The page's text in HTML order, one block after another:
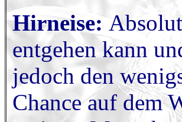
Hirneise:
entgehen kann
jedoch den
Chance auf dem